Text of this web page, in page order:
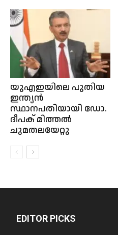
യുഎഇയിലെ പുതിയ
ഇന്ത്യൻ
സ്ഥാനപതിയായി ഡോ.
ദീപക് മിത്തൽ
ചുമതലയേറ്റു
EDITOR PICKS